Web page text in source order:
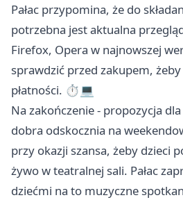
Pałac przypomina, że do
potrzebna jest aktualna
Firefox, Opera w najnowszej
sprawdzić przed zakupem,
płatności. ⏱️💻
Na zakończenie - propozycja
dobra odskocznia na
przy okazji szansa, żeby dzieci
żywo w teatralnej sali. Pałac
dziećmi na to muzyczne